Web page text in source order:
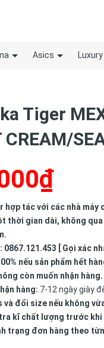
Asics Luxury
Tiger
CREAM/
hợp tác với các nhà
thời gian dài, không
[ Gọi xác
nếu sản phẩm hết
còn muốn nhận hàng.
hàng: 7-12 ngày giày
và đổi size nếu không
kĩ chất lượng trước khi
trạng đơn hàng theo